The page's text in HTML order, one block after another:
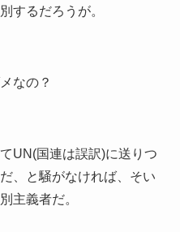
するだろうが。
なの？
UN(国連は誤訳)に送りつ
、と騒がなければ、そい
主義者だ。